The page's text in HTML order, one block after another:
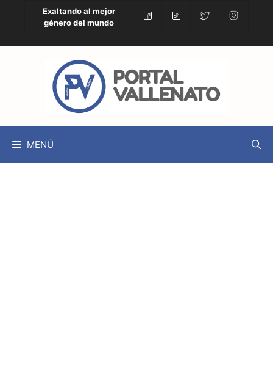
Exaltando al mejor
género del mundo
MENÚ